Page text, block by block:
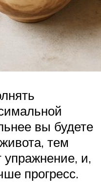
вы будете
тем
и,
прогресс.